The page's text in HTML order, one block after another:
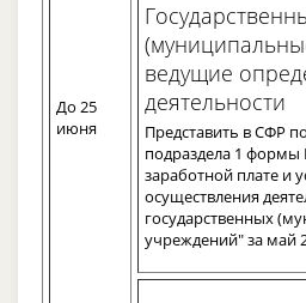
До 25
июня
ведущие
деятельности
Представить в СФР
подраздела 1 формы
заработной плате и
осуществления
государственных
учреждений" за май